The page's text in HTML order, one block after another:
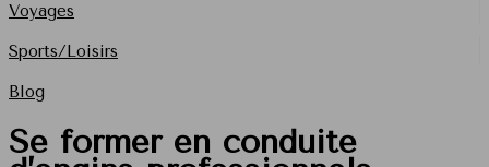
Voyages
Sports/Loisirs
Blog
Se former en conduite